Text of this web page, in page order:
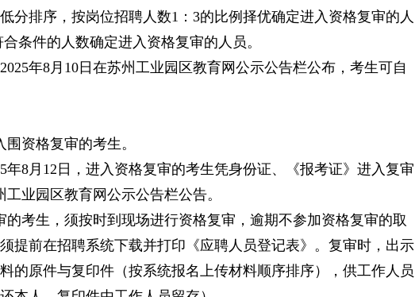
分排序，按岗位招聘人数1：3的比例择优确定进入资格复审的人
条件的人数确定进入资格复审的人员。
年8月10日在苏州工业园区教育网公示公告栏公布，考生可自
围资格复审的考生。
年8月12日，进入资格复审的考生凭身份证、《报考证》进入复审
业园区教育网公示公告栏公告。
的考生，须按时到现场进行资格复审，逾期不参加资格复审的取
提前在招聘系统下载并打印《应聘人员登记表》。复审时，出示
的原件与复印件（按系统报名上传材料顺序排序），供工作人员